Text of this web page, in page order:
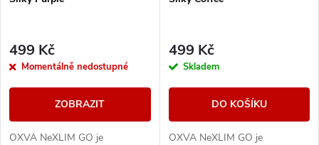
499 Kč
Momentálně nedostupné
ZOBRAZIT
OXVA NeXLIM GO je
499 Kč
Skladem
DO KOŠÍKU
OXVA NeXLIM GO je